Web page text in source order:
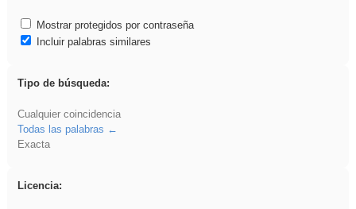
Mostrar protegidos por contraseña
Incluir palabras similares
Tipo de búsqueda:
Cualquier coincidencia
Todas las palabras
Exacta
Licencia: